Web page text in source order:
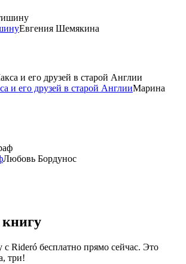
Евгения Шемякина
и его друзей в старой АнглииМарина
Любовь Бордунос
Rideró бесплатно прямо сейчас. Это
три!